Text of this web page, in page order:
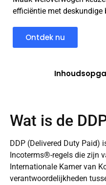
efficiëntie met deskundige
Ontdek nu
Wat is de
DDP (Delivered Duty Paid)
Incoterms®-regels die zijn
Internationale Kamer van
verantwoordelijkheden